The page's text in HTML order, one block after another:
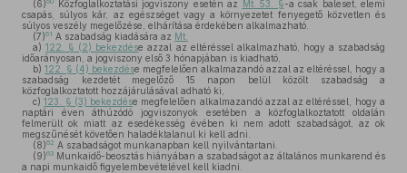
(6)
Közfoglalkoztatási jogviszony esetén az Mt. 53. §-a csak baleset, elemi
csapás, súlyos kár, az egészséget vagy a környezetet fenyegető közvetlen és
súlyos veszély megelőzése, elhárítása érdekében alkalmazható.
(7)61 A szabadság kiadására az Mt.
a) 122. § (2) bekezdése azzal az eltéréssel alkalmazható, hogy a szabadság
időarányosan, a jogviszony első 3 hónapjában is kiadható,
b) 122. § (4) bekezdése megfelelően alkalmazandó azzal az eltéréssel, hogy a
szabadság kezdetét megelőző 15 napon belül közölt szabadság a
közfoglalkoztatott hozzájárulásával adható ki,
c) 123. § (3) bekezdése megfelelően alkalmazandó azzal az eltéréssel, hogy a
naptári éven áthúzódó jogviszonyok esetében a közfoglalkoztatott oldalán
felmerült ok miatt az esedékesség évében ki nem adott szabadságot, az ok
megszűnését követően haladéktalanul ki kell adni.
(8)62 A szabadságot munkanapban kell nyilvántartani.
(9)63 Munkaidő-beosztás hiányában a szabadságot az általános munkarend és
a napi munkaidő figyelembevételével kell kiadni.